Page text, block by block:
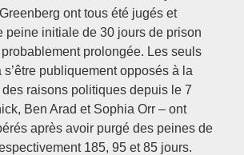
ont tous été jugés et
peine initiale de 30 jours de prison
prolongée. Les seuls
publiquement opposés à la
raisons politiques depuis le 7
Ben Arad et Sophia Orr – ont
après avoir purgé des peines de
185, 95 et 85 jours.